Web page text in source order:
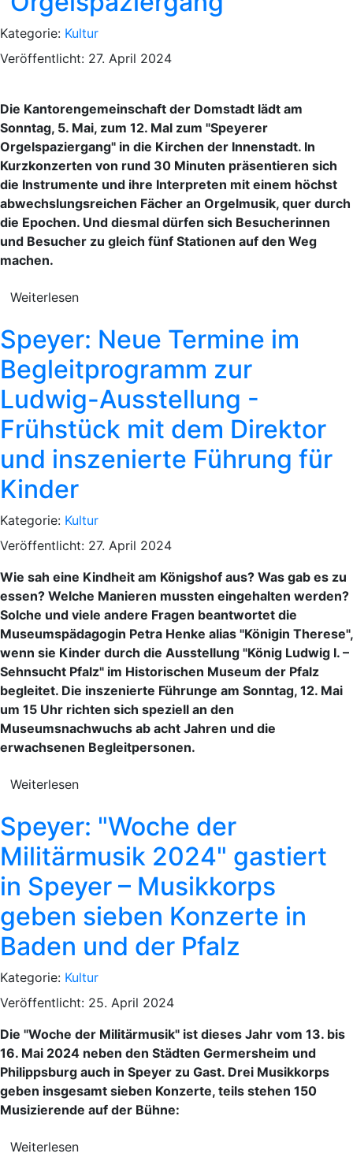
Kategorie: Kultur
Veröffentlicht: 27. April 2024
Die Kantorengemeinschaft der Domstadt lädt am
Sonntag, 5. Mai, zum 12. Mal zum "Speyerer
Orgelspaziergang" in die Kirchen der Innenstadt. In
Kurzkonzerten von rund 30 Minuten präsentieren sich
die Instrumente und ihre Interpreten mit einem höchst
abwechslungsreichen Fächer an Orgelmusik, quer durch
die Epochen. Und diesmal dürfen sich Besucherinnen
und Besucher zu gleich fünf Stationen auf den Weg
machen.
Weiterlesen
Speyer: Neue Termine im
Begleitprogramm zur
Ludwig-Ausstellung -
Frühstück mit dem Direktor
und inszenierte Führung für
Kinder
Kategorie: Kultur
Veröffentlicht: 27. April 2024
Wie sah eine Kindheit am Königshof aus? Was gab es zu
essen? Welche Manieren mussten eingehalten werden?
Solche und viele andere Fragen beantwortet die
Museumspädagogin Petra Henke alias "Königin Therese",
wenn sie Kinder durch die Ausstellung "König Ludwig I. –
Sehnsucht Pfalz" im Historischen Museum der Pfalz
begleitet. Die inszenierte Führunge am Sonntag, 12. Mai
um 15 Uhr richten sich speziell an den
Museumsnachwuchs ab acht Jahren und die
erwachsenen Begleitpersonen.
Weiterlesen
Speyer: "Woche der
Militärmusik 2024" gastiert
in Speyer – Musikkorps
geben sieben Konzerte in
Baden und der Pfalz
Kategorie: Kultur
Veröffentlicht: 25. April 2024
Die "Woche der Militärmusik" ist dieses Jahr vom 13. bis
16. Mai 2024 neben den Städten Germersheim und
Philippsburg auch in Speyer zu Gast. Drei Musikkorps
geben insgesamt sieben Konzerte, teils stehen 150
Musizierende auf der Bühne:
Weiterlesen